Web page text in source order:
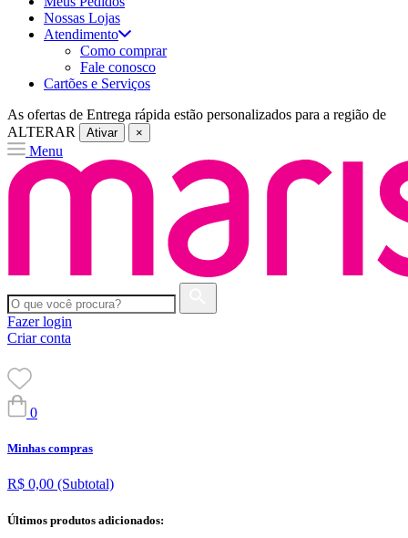
Nossas Lojas
Atendimento
Como comprar
Fale conosco
Cartões e Serviços
As ofertas de Entrega rápida estão personalizados para a região de
ALTERAR
Ativar ×
Menu
Fazer login
Criar conta
0
Minhas compras
R$ 0,00 (Subtotal)
Últimos produtos adicionados: